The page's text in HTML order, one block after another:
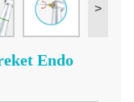
>
Endo